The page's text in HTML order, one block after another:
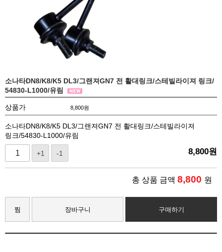
소나타DN8/K8/K5 DL3/그랜져GN7 전 활대링크/스테빌라이져 링크/
54830-L1000/유림
상품가 8,800원
소나타DN8/K8/K5 DL3/그랜져GN7 전 활대링크/스테빌라이져
링크/54830-L1000/유림
+1 -1 8,800원
총 상품 금액 8,800 원
찜 장바구니 구매하기